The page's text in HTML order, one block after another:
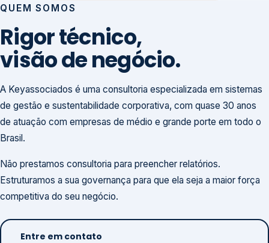
QUEM SOMOS
Rigor técnico,
visão de negócio.
A Keyassociados é uma consultoria especializada em sistemas
de gestão e sustentabilidade corporativa, com quase 30 anos
de atuação com empresas de médio e grande porte em todo o
Brasil.
Não prestamos consultoria para preencher relatórios.
Estruturamos a sua governança para que ela seja a maior força
competitiva do seu negócio.
Entre em contato